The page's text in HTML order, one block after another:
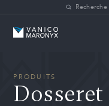
Skip to main contentRecherche
Vanico-Maronyx
PRODUITS